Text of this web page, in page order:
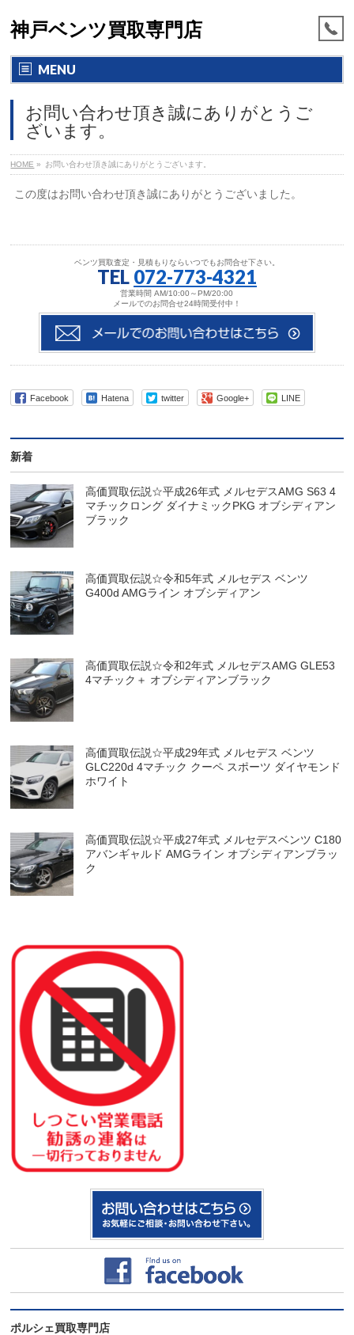
神戸ベンツ買取専門店
MENU
お問い合わせ頂き誠にありがとうご
ざいます。
HOME » お問い合わせ頂き誠にありがとうございます。
この度はお問い合わせ頂き誠にありがとうございました。
ベンツ買取査定・見積もりならいつでもお問合せ下さい。
TEL 072-773-4321
営業時間 AM/10:00～PM/20:00
メールでのお問合せ24時間受付中！
Facebook Hatena twitter Google+ LINE
新着
高価買取伝説☆平成26年式 メルセデスAMG S63 4
マチックロング ダイナミックPKG オブシディアン
ブラック
高価買取伝説☆令和5年式 メルセデス ベンツ
G400d AMGライン オブシディアン
高価買取伝説☆令和2年式 メルセデスAMG GLE53
4マチック＋ オブシディアンブラック
高価買取伝説☆平成29年式 メルセデス ベンツ
GLC220d 4マチック クーペ スポーツ ダイヤモンド
ホワイト
高価買取伝説☆平成27年式 メルセデスベンツ C180
アバンギャルド AMGライン オブシディアンブラッ
ク
ポルシェ買取専門店